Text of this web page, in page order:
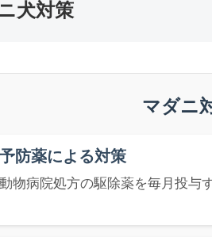
犬対策
マダニ
予防薬による対策
動物病院処方の駆除薬を毎月投与